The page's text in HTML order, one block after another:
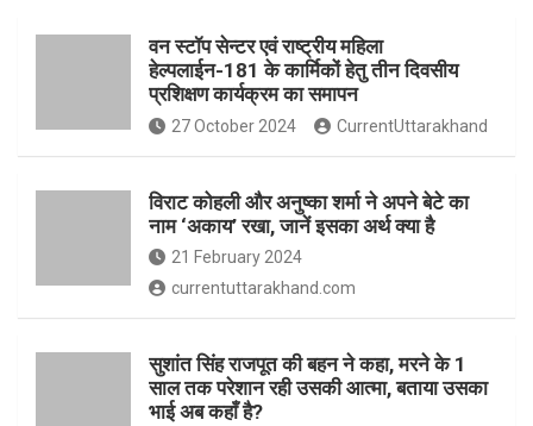
वन स्टॉप सेन्टर एवं राष्ट्रीय महिला
हेल्पलाईन-181 के कार्मिकों हेतु तीन दिवसीय
प्रशिक्षण कार्यक्रम का समापन
27 October 2024 CurrentUttarakhand
विराट कोहली और अनुष्का शर्मा ने अपने बेटे का
नाम ‘अकाय’ रखा, जानें इसका अर्थ क्‍या है
21 February 2024
currentuttarakhand.com
सुशांत सिंह राजपूत की बहन ने कहा, मरने के 1
साल तक परेशान रही उसकी आत्मा, बताया उसका
भाई अब कहाँ है?